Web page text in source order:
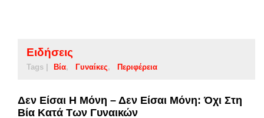
Ειδήσεις
Tags | Βία Γυναίκες Περιφέρεια
Δεν Είσαι Η Μόνη – Δεν Είσαι Μόνη: Όχι Στη
Βία Κατά Των Γυναικών